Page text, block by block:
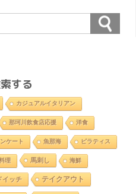
する
カジュアルイタリアン
那珂川飲食店応援 洋食
ケート 魚那海 ピラティス
理 馬刺し 海鮮
イッチ テイクアウト